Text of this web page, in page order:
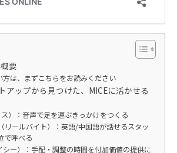
要
方は、まずこちらをお読みください
アップから見つけた、MICEに活かせる
）：音声で足を運ぶきっかけをつくる
リールバイト）：英語/中国語が話せるスタッ
で呼べる
シー）：手配・調整の時間を付加価値の提供に